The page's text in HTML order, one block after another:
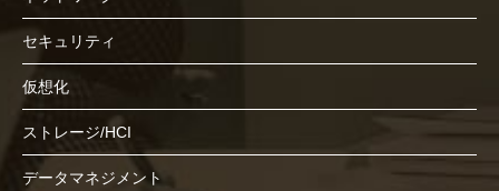
セキュリティ
仮想化
ストレージ/HCI
データマネジメント